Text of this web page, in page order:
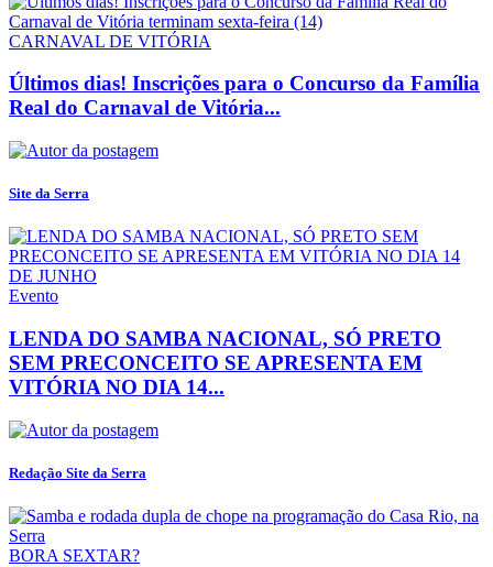
CARNAVAL DE VITÓRIA
Últimos dias! Inscrições para o Concurso da Família
Real do Carnaval de Vitória...
Site da Serra
Evento
LENDA DO SAMBA NACIONAL, SÓ PRETO
SEM PRECONCEITO SE APRESENTA EM
VITÓRIA NO DIA 14...
Redação Site da Serra
BORA SEXTAR?